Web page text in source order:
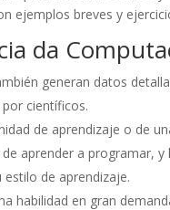
ejemplos breves y
da
generan datos
científicos.
de aprendizaje o de
aprender a programar,
de aprendizaje.
habilidad en gran